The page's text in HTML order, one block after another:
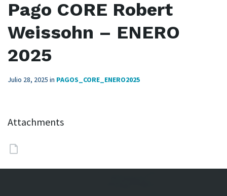
Pago CORE Robert
Weissohn – ENERO
2025
Julio 28, 2025 in PAGOS_CORE_ENERO2025
Attachments